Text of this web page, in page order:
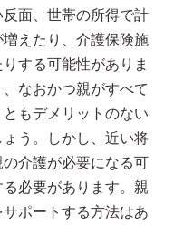
面、世帯の所得で計
えたり、介護保険施
する可能性がありま
なおかつ親がすべて
もデメリットのない
う。しかし、近い将
介護が必要になる可
必要があります。親
ポートする方法はあ